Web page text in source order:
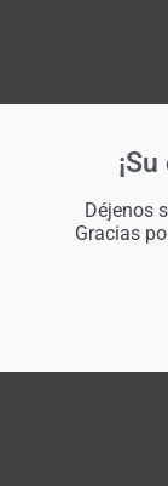
Déjenos
Gracias